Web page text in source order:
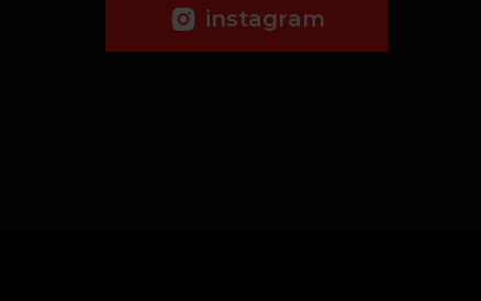
instagram